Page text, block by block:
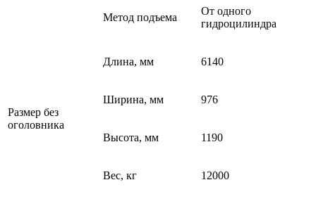
Метод подъема
От одного
гидроцилиндра
Размер без
оголовника
Длина, мм 6140
Ширина, мм 976
Высота, мм 1190
Вес, кг 12000